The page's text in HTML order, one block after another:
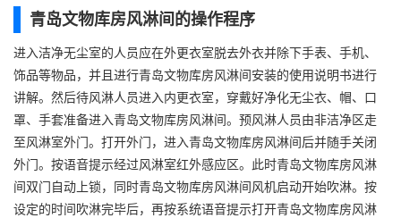
青岛文物库房风淋间的操作程序
进入洁净无尘室的人员应在外更衣室脱去外衣并除下手表、手机、
饰品等物品，并且进行青岛文物库房风淋间安装的使用说明书进行
讲解。然后待风淋人员进入内更衣室，穿戴好净化无尘衣、帽、口
罩、手套准备进入青岛文物库房风淋间。预风淋人员由非洁净区走
至风淋室外门。打开外门，进入青岛文物库房风淋间后并随手关闭
外门。按语音提示经过风淋室红外感应区。此时青岛文物库房风淋
间双门自动上锁，同时青岛文物库房风淋间风机启动开始吹淋。按
设定的时间吹淋完毕后，再按系统语音提示打开青岛文物库房风淋